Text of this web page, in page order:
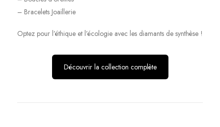
– Bracelets Joaillerie
Optez pour l’éthique et l’écologie avec les diamants de synthèse !
Découvrir la collection complète